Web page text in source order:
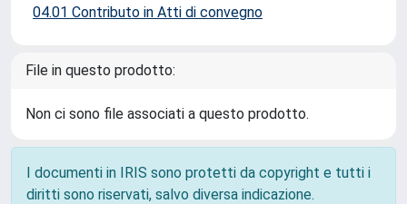
04.01 Contributo in Atti di convegno
File in questo prodotto:
Non ci sono file associati a questo prodotto.
I documenti in IRIS sono protetti da copyright e tutti i
diritti sono riservati, salvo diversa indicazione.